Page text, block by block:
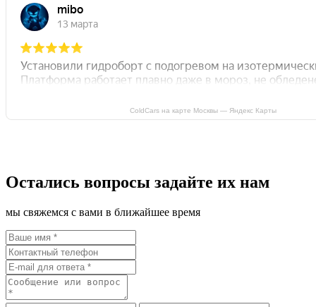
ColdCars на карте Москвы — Яндекс Карты
Остались вопросы задайте их нам
мы свяжемся с вами в ближайшее время